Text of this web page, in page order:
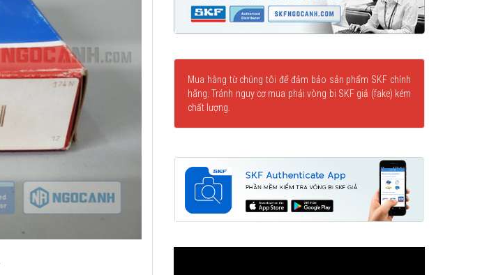
Mua hàng từ chúng tôi để đảm bảo sản phẩm SKF chính
hãng. Tránh nguy cơ mua phải vòng bi SKF giả (fake) kém
chất lượng.